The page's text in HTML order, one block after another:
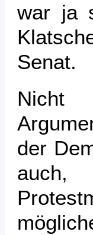
war ja
Senat.
der